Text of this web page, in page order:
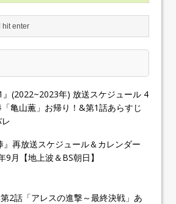
』(2022~2023年) 放送スケジュール 4
亀山薫」お帰り！&第1話あらすじ
』再放送スケジュール＆カレンダー
9月【地上波＆BS朝日】
2話「アレスの進撃～最終決戦」あ